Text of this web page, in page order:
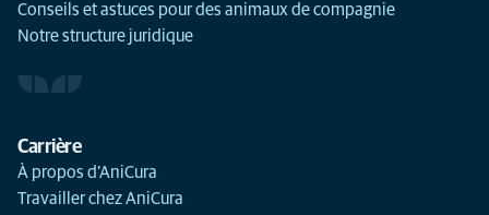
Conseils et astuces pour des animaux de compagnie
Notre structure juridique
Carrière
À propos d’AniCura
Travailler chez AniCura